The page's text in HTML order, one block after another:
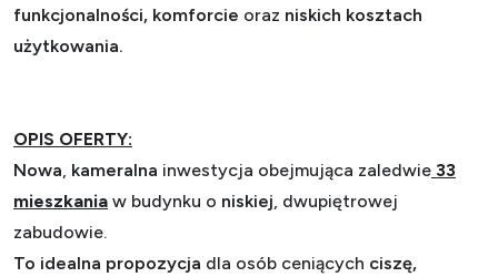
funkcjonalności, komforcie oraz niskich kosztach
użytkowania.
OPIS OFERTY:
Nowa kameralna inwestycja obejmująca zaledwie 33
mieszkania w budynku o niskiej , dwupiętrowej
zabudowie.
To idealna propozycja dla osób ceniących ciszę,